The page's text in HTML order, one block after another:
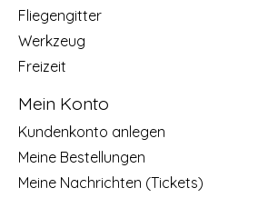
Fliegengitter
Werkzeug
Freizeit
Mein Konto
Kundenkonto anlegen
Meine Bestellungen
Meine Nachrichten (Tickets)